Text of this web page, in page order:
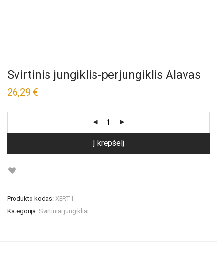
Svirtinis jungiklis-perjungiklis Alavas
26,29 €
Į krepšelį
Produkto kodas: XERT1
Kategorija: Svirtiniai jungikliai